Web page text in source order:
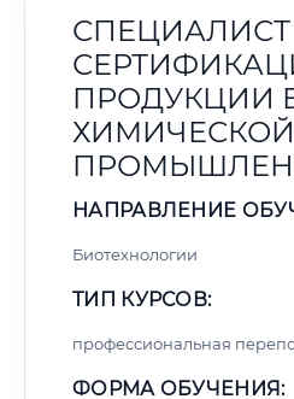
ПРОДУКЦИИ
ХИМИЧЕСКОЙ
НАПРАВЛЕНИЕ
Биотехнологии
ТИП КУРСОВ:
профессиональная
ФОРМА ОБУЧЕНИЯ: